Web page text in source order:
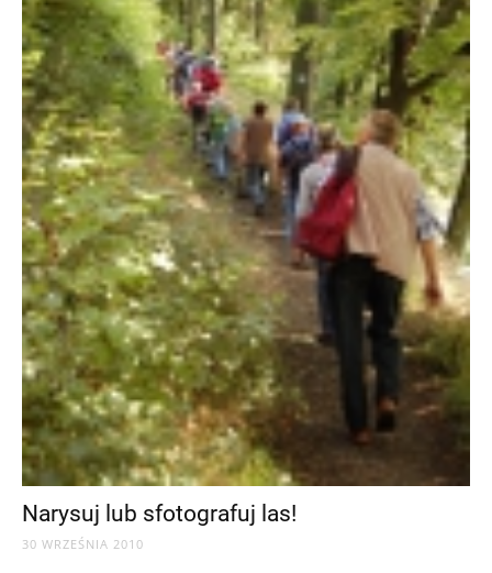
Narysuj lub sfotografuj las!
30 WRZEŚNIA 2010